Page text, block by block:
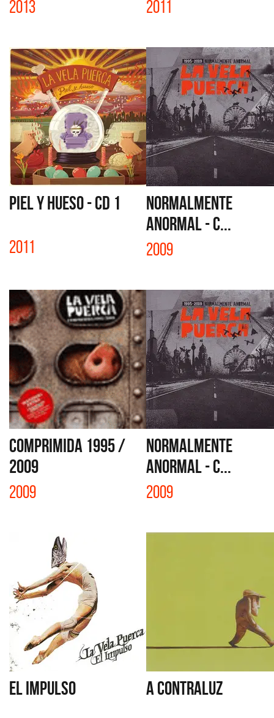
2013 2011
PIEL Y HUESO - CD 1
2011
NORMALMENTE
ANORMAL - C...
2009
COMPRIMIDA 1995 /
2009
2009
NORMALMENTE
ANORMAL - C...
2009
EL IMPULSO A CONTRALUZ